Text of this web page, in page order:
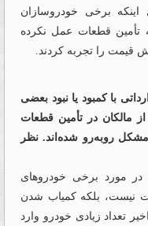
برخی خودروسازان
تأمین قطعات عمل نکرده
قیمت را تجربه کردند.
با کمبود یا نبود بعضی
مالکان در تأمین قطعات
روبه‌رو شده‌اند. نظر
مورد برخی خودروهای
نیست، بلکه کمیاب شدن
زیادی خودرو وارد